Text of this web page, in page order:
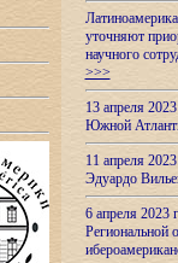
уточняют
научного
>>>
13 апреля
Южной
11 апреля
Эдуардо
6 апреля
Региональной